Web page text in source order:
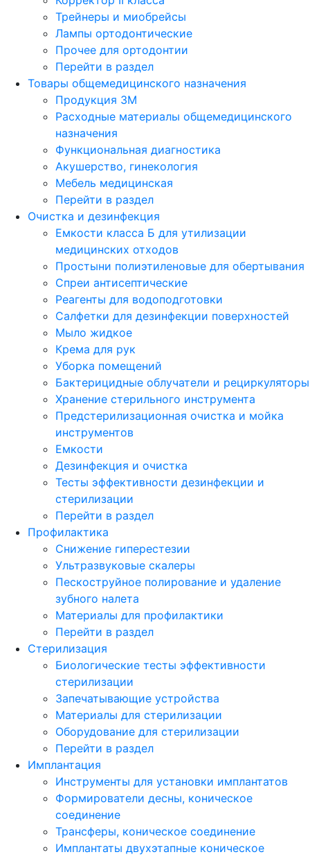
Трейнеры и миобрейсы
Лампы ортодонтические
Прочее для ортодонтии
Перейти в раздел
Товары общемедицинского назначения
Продукция 3М
Расходные материалы общемедицинского
назначения
Функциональная диагностика
Акушерство, гинекология
Мебель медицинская
Перейти в раздел
Очистка и дезинфекция
Емкости класса Б для утилизации
медицинских отходов
Простыни полиэтиленовые для обертывания
Спреи антисептические
Реагенты для водоподготовки
Салфетки для дезинфекции поверхностей
Мыло жидкое
Крема для рук
Уборка помещений
Бактерицидные облучатели и рециркуляторы
Хранение стерильного инструмента
Предстерилизационная очистка и мойка
инструментов
Емкости
Дезинфекция и очистка
Тесты эффективности дезинфекции и
стерилизации
Перейти в раздел
Профилактика
Снижение гиперестезии
Ультразвуковые скалеры
Пескоструйное полирование и удаление
зубного налета
Материалы для профилактики
Перейти в раздел
Стерилизация
Биологические тесты эффективности
стерилизации
Запечатывающие устройства
Материалы для стерилизации
Оборудование для стерилизации
Перейти в раздел
Имплантация
Инструменты для установки имплантатов
Формирователи десны, коническое
соединение
Трансферы, коническое соединение
Имплантаты двухэтапные коническое